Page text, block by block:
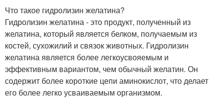
Что такое гидролизин желатина?
Гидролизин желатина - это продукт, полученный из
желатина, который является белком, получаемым из
костей, сухожилий и связок животных. Гидролизин
желатина является более легкоусвояемым и
эффективным вариантом, чем обычный желатин. Он
содержит более короткие цепи аминокислот, что делает
его более легко усваиваемым организмом.